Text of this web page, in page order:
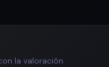
la valoración